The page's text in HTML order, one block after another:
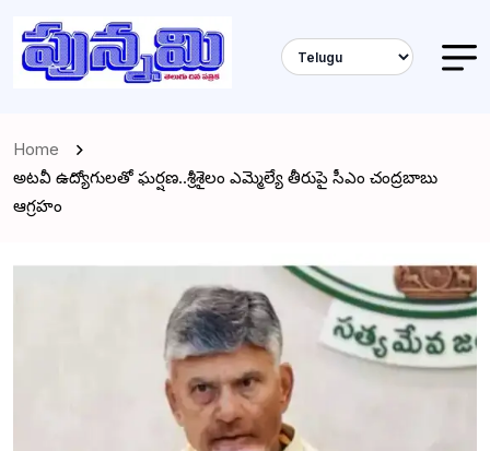
Home
అటవీ ఉద్యోగులతో ఘర్షణ..శ్రీశైలం ఎమ్మెల్యే తీరుపై సీఎం చంద్రబాబు
ఆగ్రహం